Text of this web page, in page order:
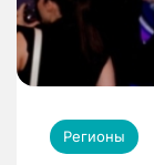
Регионы